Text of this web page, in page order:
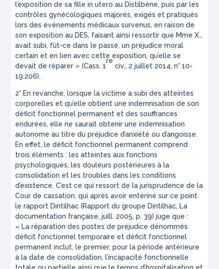
l’exposition de sa fille in utero au Distilbène, puis par les
contrôles gynécologiques majorés, exigés et pratiqués
lors des événements médicaux survenus, en raison de
son exposition au DES, faisant ainsi ressortir que Mme X…
avait subi, fût-ce dans le passé, un préjudice moral
certain et en lien avec cette exposition, qu’elle se
devait de réparer » (Cass. 1
re
civ., 2 juillet 2014, n° 10-
19.206).
2° En revanche, lorsque la victime a subi des atteintes
corporelles et qu’elle obtient une indemnisation de son
déficit fonctionnel permanent et des souffrances
endurées, elle ne saurait obtenir une indemnisation
autonome au titre du préjudice d’anxiété ou d’angoisse.
En effet, le déficit fonctionnel permanent comprend
trois éléments : les atteintes aux fonctions
psychologiques, les douleurs postérieures à la
consolidation et les troubles dans les conditions
d’existence. C’est ce qui ressort de la jurisprudence de la
Cour de cassation, qui après avoir entériné sur ce point
le rapport Dintilhac (Rapport du groupe Dintilhac, La
documentation française, juill. 2005, p. 39) juge que :
« Laréparation des postes de préjudice dénommés
déficit fonctionnel temporaire et déficit fonctionnel
permanent inclut, le premier, pour la période antérieure
à la date de consolidation, l’incapacité fonctionnelle